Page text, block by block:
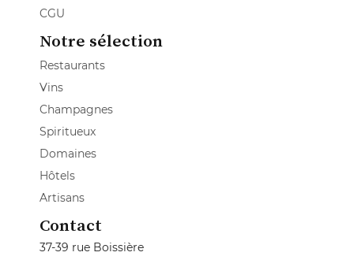
CGU
Notre sélection
Restaurants
Vins
Champagnes
Spiritueux
Domaines
Hôtels
Artisans
Contact
37-39 rue Boissière